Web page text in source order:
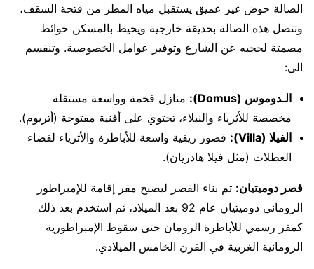
الصالة حوض غير عميق يستقبل مياه المطر من فتحة السقف،
وتتصل هذه الصالة بحديقة خارجية ويحيط بالمسكن حوائط
مصمتة لحجبه عن الشارع وتوفير عوامل الخصوصية. وتنقسم
الى:
الـدوموس (Domus):
منازل فخمة وواسعة مستقلة
مخصصة للأثرياء والنبلاء، تحتوي على أفنية مفتوحة (أتريوم).
الفيلا (Villa):
قصور ريفية واسعة للأباطرة والأثرياء لقضاء
العطلات (مثل فيلا هادريان).
قصر دوميتيان: تم بناء القصر ليصبح مقر إقامة للإمبراطور
الروماني دوميتيان عام 92 بعد الميلاد، ثم استخدم بعد ذلك
كمقر رسمي للأباطرة الرومان حتى سقوط الإمبراطورية
الرومانية الغربية في القرن الخامس الميلادي.